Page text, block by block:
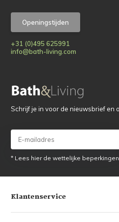
Openingstijden
+31 (0)495 625991
info@bath-living.com
Schrijf je in voor de nieuwsbrief en
* Lees hier de wettelijke beperkingen
Klantenservice